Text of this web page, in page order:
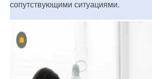
сопутствующими ситуациями.